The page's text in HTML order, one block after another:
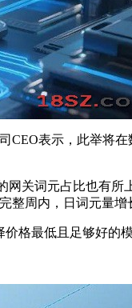
CEO表示，此举
关词元占比也有
周内，日词元量增
格最低且足够好的